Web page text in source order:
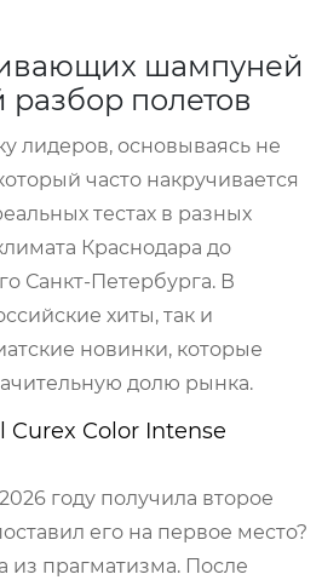
шампуней
разбор полетов
лидеров, основываясь не
часто накручивается
тестах в разных
Краснодара до
Санкт-Петербурга. В
хиты, так и
новинки, которые
долю рынка.
Curex Color Intense
году получила второе
его на первое место?
из прагматизма. После